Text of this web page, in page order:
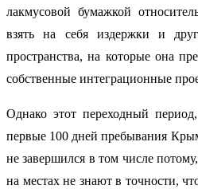
лакмусовой бумажкой
взять на себя издержки и
пространства, на которые она
собственные интеграционные
Однако этот переходный
первые 100 дней пребывания
не завершился в том числе
на местах не знают в точности,